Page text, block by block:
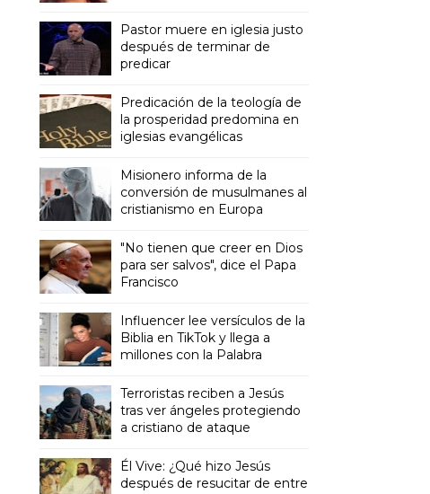
Pastor muere en iglesia justo
después de terminar de
predicar
Predicación de la teología de
la prosperidad predomina en
iglesias evangélicas
Misionero informa de la
conversión de musulmanes al
cristianismo en Europa
"No tienen que creer en Dios
para ser salvos", dice el Papa
Francisco
Influencer lee versículos de la
Biblia en TikTok y llega a
millones con la Palabra
Terroristas reciben a Jesús
tras ver ángeles protegiendo
a cristiano de ataque
Él Vive: ¿Qué hizo Jesús
después de resucitar de entre